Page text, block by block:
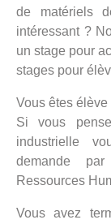
de matériels
intéressant ?
un stage pour
stages pour
Vous êtes
Si vous
industrielle
demande
Ressources
Vous avez